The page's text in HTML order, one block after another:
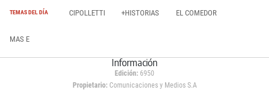
TEMAS DEL DÍA CIPOLLETTI +HISTORIAS EL COMEDOR
MAS E
Información
Edición: 6950
Propietario:Comunicaciones y Medios S.A